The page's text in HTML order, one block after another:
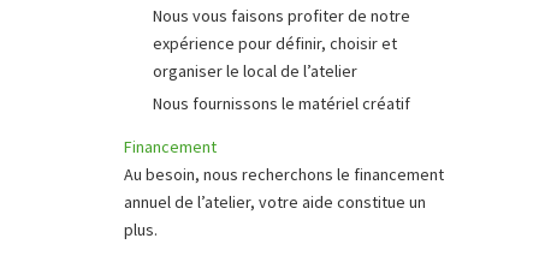
Nous vous faisons profiter de notre
expérience pour définir, choisir et
organiser le local de l’atelier
Nous fournissons le matériel créatif
Financement
Au besoin, nous recherchons le financement
annuel de l’atelier, votre aide constitue un
plus.